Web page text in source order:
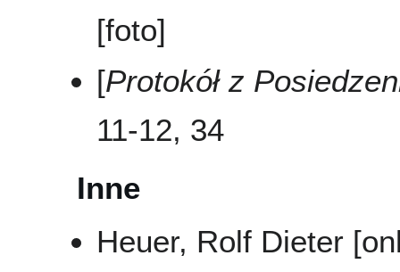
[foto]
[Protokół z
11-12, 34
Inne
Heuer, Rolf Dieter